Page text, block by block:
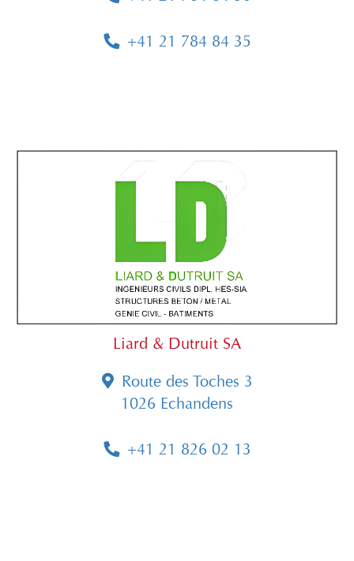
+41 21 784 84 35
Liard & Dutruit SA
Route des Toches 3
1026 Echandens
+41 21 826 02 13